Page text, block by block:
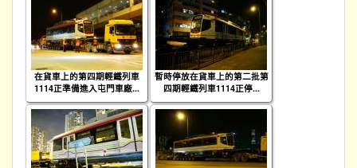
在貨車上的第四期輕鐵列車
1114正準備進入屯門車廠...
暫時停放在貨車上的第二批第
四期輕鐵列車1114正停...